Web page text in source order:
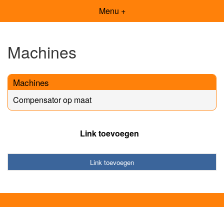
Menu +
Machines
Machines
Compensator op maat
Link toevoegen
Link toevoegen